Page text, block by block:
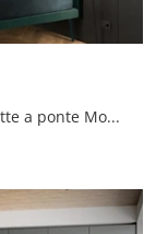
Arreda stanzette moderne con le Camerette a ponte Moretti Compact Camerette! Il modello Y111 in melaminico è per ragazzi.